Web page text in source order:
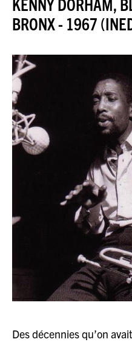
JAZZENDA
BRONX - 1967
Des décennies qu’on